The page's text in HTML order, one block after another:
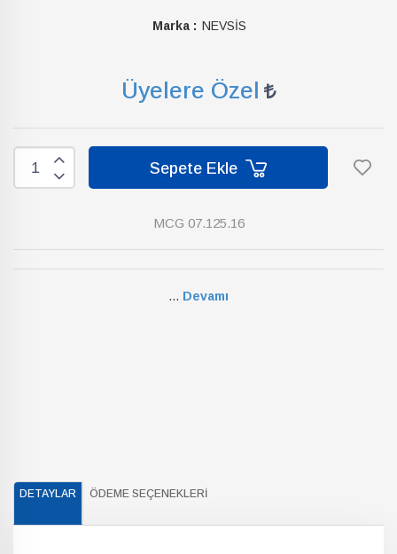
Marka : NEVSİS
Üyelere Özel
Sepete Ekle
MCG 07.125.16
... Devamı
DETAYLAR ÖDEME SEÇENEKLERI